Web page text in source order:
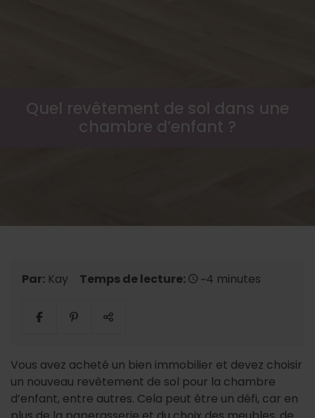
Quel revêtement de sol dans une
chambre d’enfant ?
Par: Kay Temps de lecture: ~4 minutes
Vous avez acheté un bien immobilier et devez choisir
un nouveau revêtement de sol pour la chambre
d’enfant, entre autres. Cela peut être un défi, car en